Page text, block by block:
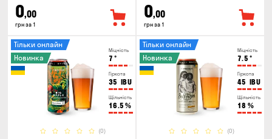
0,00
грн за 1
0,00
грн за 1
Міцність
7 °
Гіркота
35 IBU
Щільність
16.5 %
(0)
Тільки онлайн
Новинка
Міцність
7.5 °
Гіркота
45 IBU
Щільність
18 %
(0)
Тільки онлайн
Новинка